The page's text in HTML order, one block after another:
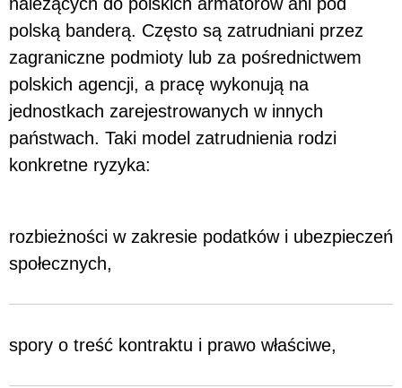
należących do polskich armatorów ani pod
polską banderą. Często są zatrudniani przez
zagraniczne podmioty lub za pośrednictwem
polskich agencji, a pracę wykonują na
jednostkach zarejestrowanych w innych
państwach. Taki model zatrudnienia rodzi
konkretne ryzyka:
rozbieżności w zakresie podatków i ubezpieczeń
społecznych,
spory o treść kontraktu i prawo właściwe,